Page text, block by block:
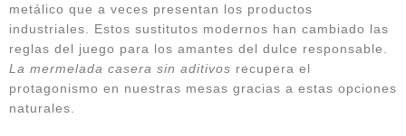
metálico que a veces presentan los productos
industriales. Estos sustitutos modernos han cambiado las
reglas del juego para los amantes del dulce responsable.
La mermelada casera sin aditivos recupera el
protagonismo en nuestras mesas gracias a estas opciones
naturales.